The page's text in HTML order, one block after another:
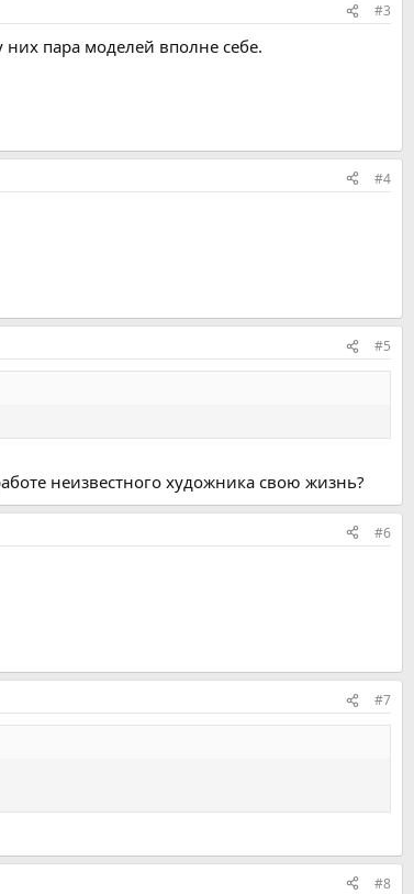
#3
них пара моделей вполне себе.
#4
#5
неизвестного художника свою жизнь?
#6
#7
#8